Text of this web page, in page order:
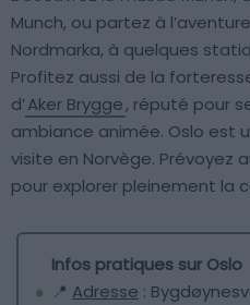
Munch, ou partez à
Nordmarka, à quelques
Profitez aussi de la
d’Aker Brygge, réputé pour
ambiance animée. Oslo est
visite en Norvège. Prévoyez
pour explorer pleinement la
Infos pratiques sur Oslo
📍 Adresse :